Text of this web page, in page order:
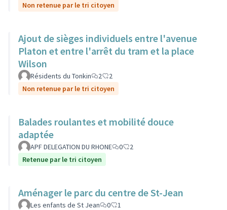
Non retenue par le tri citoyen
Ajout de sièges individuels entre l'avenue
Platon et entre l'arrêt du tram et la place
Wilson
Résidents du Tonkin 2
2
Non retenue par le tri citoyen
Balades roulantes et mobilité douce
adaptée
APF DELEGATION DU RHONE 0
2
Retenue par le tri citoyen
Aménager le parc du centre de St-Jean
Les enfants de St Jean 0
1